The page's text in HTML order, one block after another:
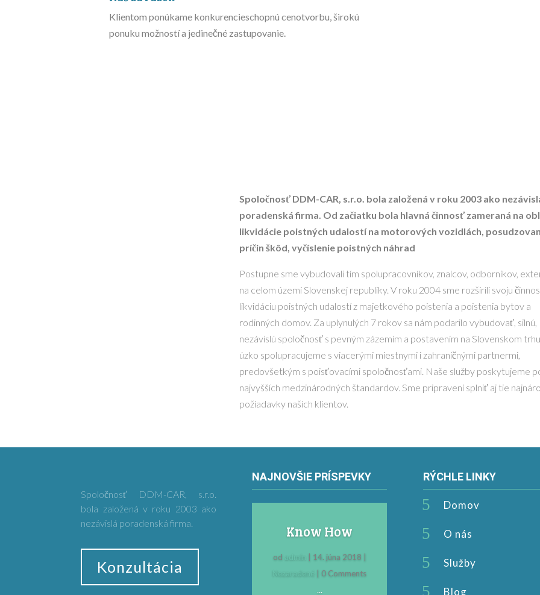
Klientom ponúkame konkurencieschopnú cenotvorbu, širokú
ponuku možností a jedinečné zastupovanie.
Spoločnosť DDM-CAR, s.r.o. bola založená v roku 2003 ako
poradenská firma. Od začiatku bola hlavná činnosť zameraná na
likvidácie poistných udalostí na motorových vozidlách,
príčin škôd, vyčíslenie poistných náhrad
Postupne sme vybudovali tím spolupracovníkov, znalcov, odborníkov,
na celom území Slovenskej republiky. V roku 2004 sme rozšírili svoju
likvidáciu poistných udalostí z majetkového poistenia a poistenia bytov a
rodinných domov. Za uplynulých 7 rokov sa nám podarilo vybudovať, silnú,
nezávislú spoločnosť s pevným zázemím a postavením na Slovenskom
úzko spolupracujeme s viacerými miestnymi i zahraničnými partnermi,
predovšetkým s poisťovacími spoločnosťami. Naše služby poskytujeme
najvyšších medzinárodných štandardov. Sme pripravení splniť aj tie
požiadavky našich klientov.
Spoločnosť DDM-CAR, s.r.o.
bola založená v roku 2003 ako
nezávislá poradenská firma.
Konzultácia
NAJNOVŠIE PRÍSPEVKY
Know How
od admin 14. júna 2018
Nezaradené
| 0 Comments
...
RÝCHLE LINKY
Domov
O nás
Služby
Blog